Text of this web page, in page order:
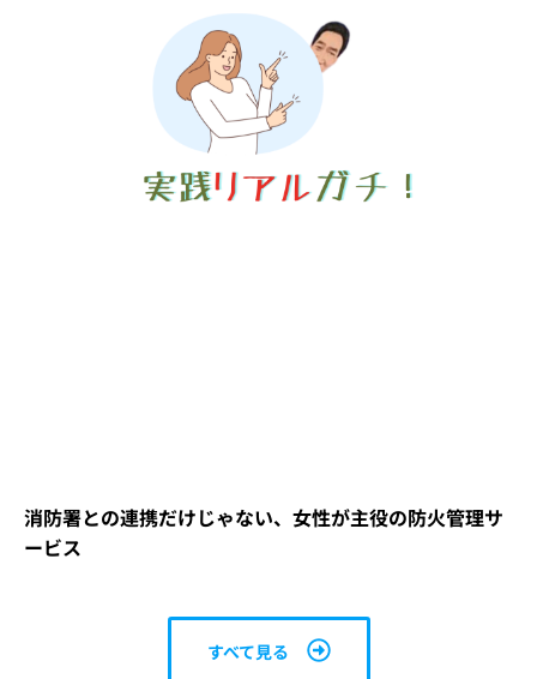
消防署との連携だけじゃない、女性が主役の防火管理サ
ービス
すべて見る